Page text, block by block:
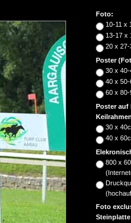
Foto:
10-11 x
13-17 x
20 x
Poster
30 x
40 x
60 x
Poster auf
30 x
40 x
800 x
Foto